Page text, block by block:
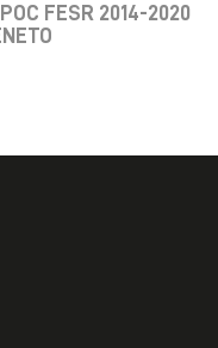
FESR 2014-2020